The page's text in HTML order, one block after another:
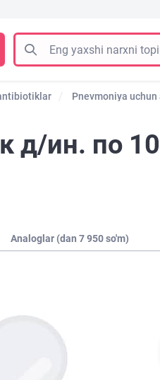
Pnevmoniya
д/ин. по
Analoglar (dan 7 950 so'm)